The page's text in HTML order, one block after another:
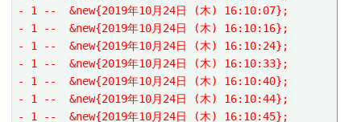
- 1 --  &new{2019年10月24日 (木) 16:10:07};
- 1 --  &new{2019年10月24日 (木) 16:10:16};
- 1 --  &new{2019年10月24日 (木) 16:10:24};
- 1 --  &new{2019年10月24日 (木) 16:10:33};
- 1 --  &new{2019年10月24日 (木) 16:10:40};
- 1 --  &new{2019年10月24日 (木) 16:10:44};
- 1 --  &new{2019年10月24日 (木) 16:10:45};